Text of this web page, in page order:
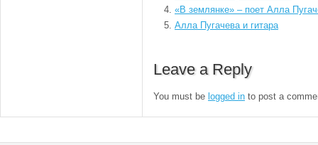
«В землянке» – поет Алла
Алла Пугачева и гитара
Leave a Reply
You must be logged in to post a